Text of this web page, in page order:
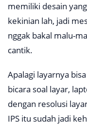
memiliki desain
kekinian lah, jadi
nggak bakal malu-
cantik.
Apalagi layarnya
bicara soal layar,
dengan resolusi
IPS itu sudah jadi